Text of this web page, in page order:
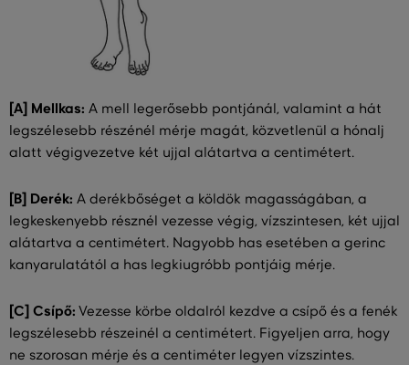
[A] Mellkas: A mell legerősebb pontjánál, valamint a hát
legszélesebb részénél mérje magát, közvetlenül a hónalj
alatt végigvezetve két ujjal alátartva a centimétert.
[B] Derék: A derékbőséget a köldök magasságában, a
legkeskenyebb résznél vezesse végig, vízszintesen, két ujjal
alátartva a centimétert. Nagyobb has esetében a gerinc
kanyarulatától a has legkiugróbb pontjáig mérje.
[C] Csípő: Vezesse körbe oldalról kezdve a csípő és a fenék
legszélesebb részeinél a centimétert. Figyeljen arra, hogy
ne szorosan mérje és a centiméter legyen vízszintes.